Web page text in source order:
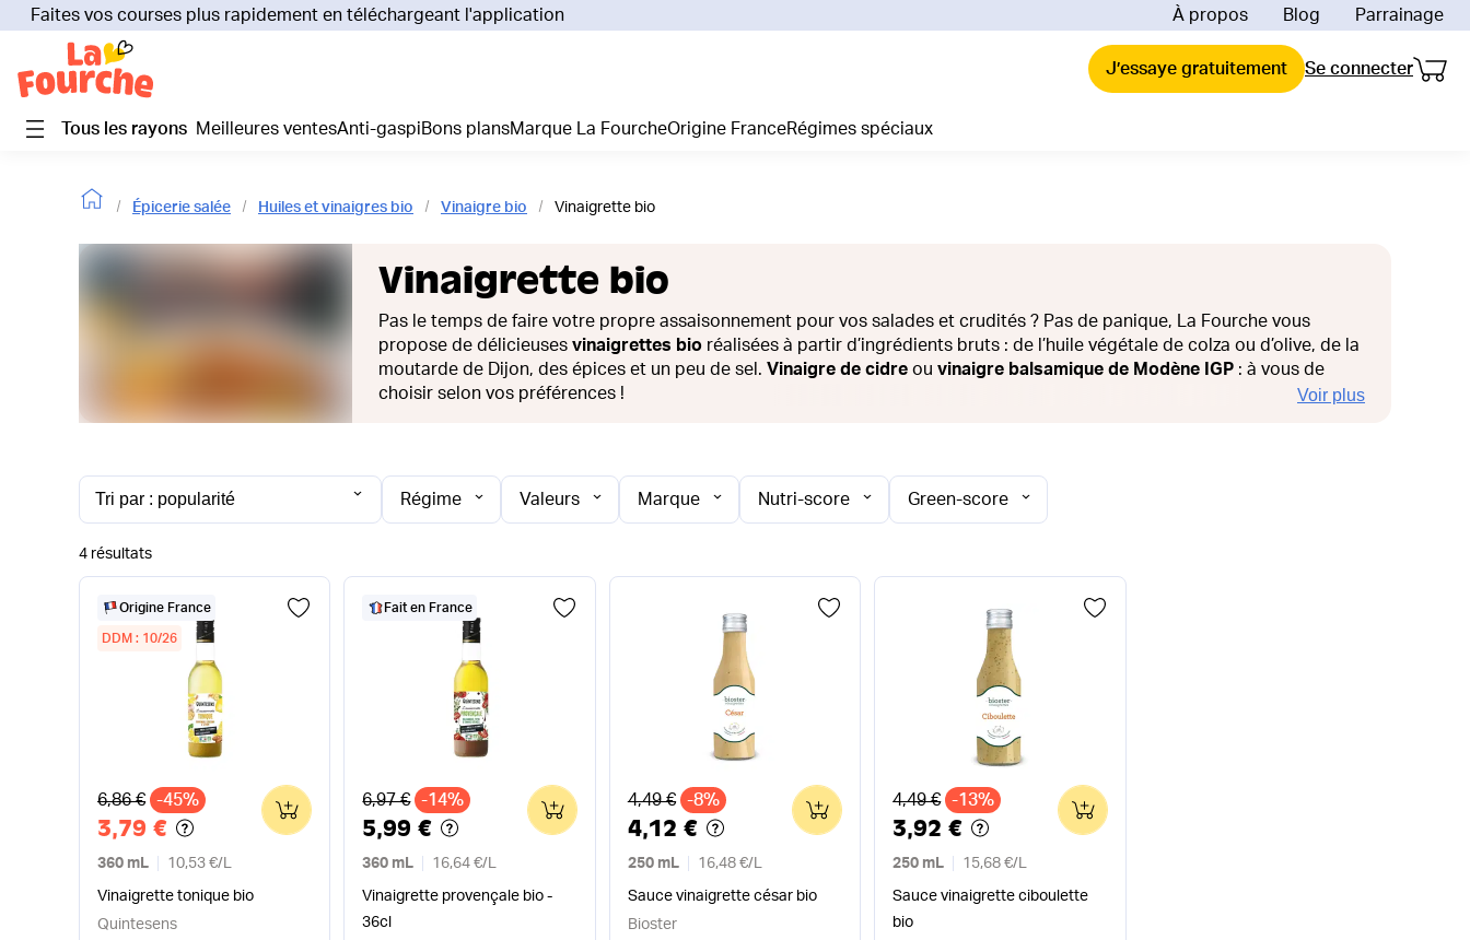
Faites vos courses plus rapidement en téléchargeant l'application À propos
Pourquoi La Fourche ?
Comment ça marche ?
Blog Parrainage
J’essaye gratuitement Se connecter
Mon
Mon
Tous les rayons Meilleures ventes Anti-gaspi Bons plans Marque La Fourche Origine France Régimes spéciaux
Épicerie salée Huiles et vinaigres bio Vinaigre bio Vinaigrette bio
Vinaigrette bio
Pas le temps de faire votre propre assaisonnement pour vos salades et crudités ? Pas de panique, La Fourche vous
propose de délicieuses vinaigrettes bio réalisées à partir d’ingrédients bruts : de l’huile végétale de colza ou d’olive, de la
moutarde de Dijon, des épices et un peu de sel. Vinaigre de cidre ou vinaigre balsamique de Modène IGP : à vous de
choisir selon vos préférences !
Voir plus
Régime Valeurs Marque Nutri-score Green-score
4 résultats
Origine France
DDM : 10/26
Ancien prix
6,86 € -45%
3,79 €
360 mL 10,53 €/L
Vinaigrette tonique bio
0
Quintesens
Fait en France
Ancien prix
6,97 € -14%
5,99 €
360 mL 16,64 €/L
Vinaigrette provençale bio -
36cl
0 Ancien prix
4,49 € -8%
4,12 €
250 mL 16,48 €/L
Sauce vinaigrette césar bio
0
Bioster
Ancien prix
4,49 € -13%
3,92 €
250 mL 15,68 €/L
Sauce vinaigrette ciboulette
bio
0